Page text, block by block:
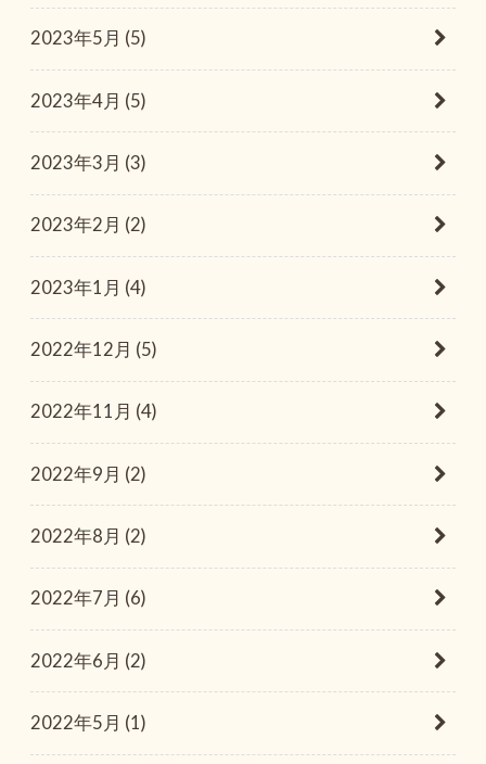
2023年5月 (5)
2023年4月 (5)
2023年3月 (3)
2023年2月 (2)
2023年1月 (4)
2022年12月 (5)
2022年11月 (4)
2022年9月 (2)
2022年8月 (2)
2022年7月 (6)
2022年6月 (2)
2022年5月 (1)